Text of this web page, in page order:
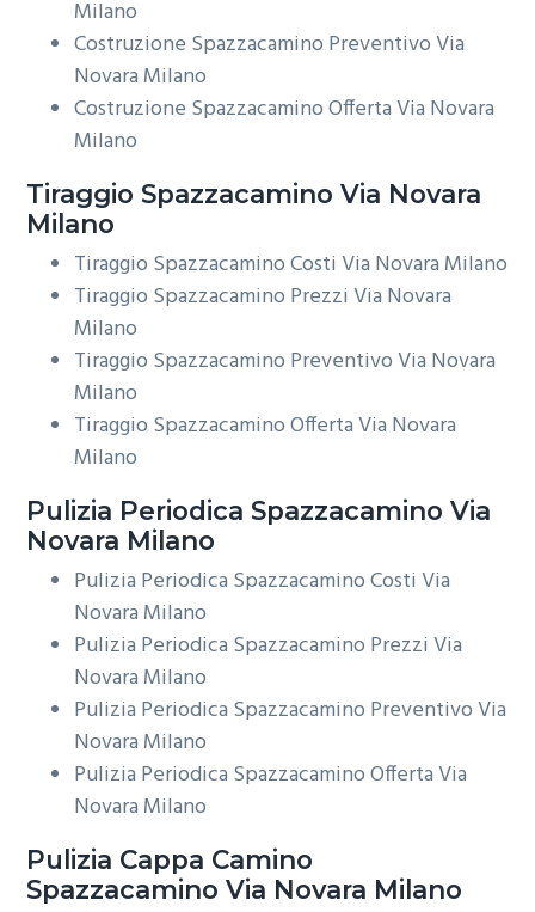
Milano
Costruzione Spazzacamino Preventivo Via
Novara Milano
Costruzione Spazzacamino Offerta Via Novara
Milano
Tiraggio Spazzacamino Via Novara
Milano
Tiraggio Spazzacamino Costi Via Novara Milano
Tiraggio Spazzacamino Prezzi Via Novara
Milano
Tiraggio Spazzacamino Preventivo Via Novara
Milano
Tiraggio Spazzacamino Offerta Via Novara
Milano
Pulizia Periodica Spazzacamino Via
Novara Milano
Pulizia Periodica Spazzacamino Costi Via
Novara Milano
Pulizia Periodica Spazzacamino Prezzi Via
Novara Milano
Pulizia Periodica Spazzacamino Preventivo Via
Novara Milano
Pulizia Periodica Spazzacamino Offerta Via
Novara Milano
Pulizia Cappa Camino
Spazzacamino Via Novara Milano